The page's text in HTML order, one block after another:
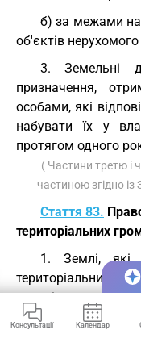
б) за межами
об'єктів
3. Земельні
призначення,
особами, які
набувати їх у
протягом одного
( Частини третю і
частиною згідно
Стаття 83.
територіальних
1. Землі, які
власністю.
( Частина перша
Консультації Календар